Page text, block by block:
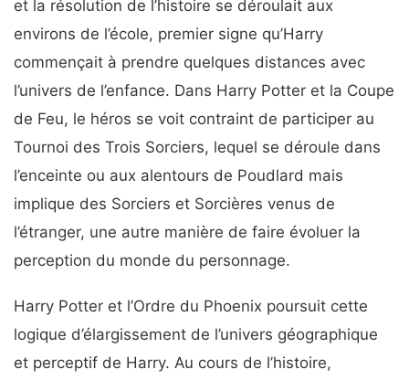
et la résolution de l’histoire se déroulait aux
environs de l’école, premier signe qu’Harry
commençait à prendre quelques distances avec
l’univers de l’enfance. Dans Harry Potter et la Coupe
de Feu, le héros se voit contraint de participer au
Tournoi des Trois Sorciers, lequel se déroule dans
l’enceinte ou aux alentours de Poudlard mais
implique des Sorciers et Sorcières venus de
l’étranger, une autre manière de faire évoluer la
perception du monde du personnage.
Harry Potter et l’Ordre du Phoenix poursuit cette
logique d’élargissement de l’univers géographique
et perceptif de Harry. Au cours de l’histoire,